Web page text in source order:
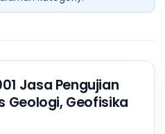
Jasa Pengujian
Geologi, Geofisika